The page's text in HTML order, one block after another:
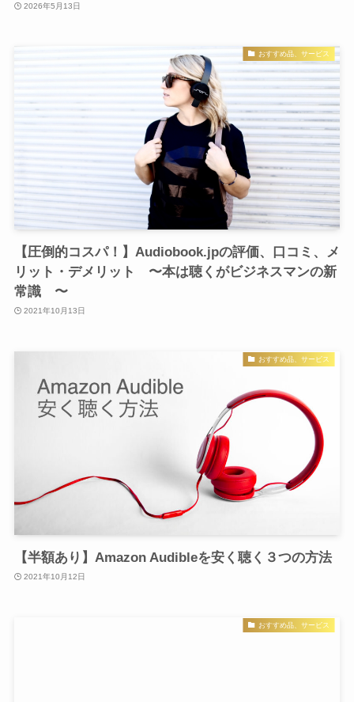
2026年5月13日
おすすめ品、サービス
【圧倒的コスパ！】Audiobook.jpの評価、口コミ、メ
リット・デメリット 〜本は聴くがビジネスマンの新
常識 〜
2021年10月13日
おすすめ品、サービス
【半額あり】Amazon Audibleを安く聴く３つの方法
2021年10月12日
おすすめ品、サービス